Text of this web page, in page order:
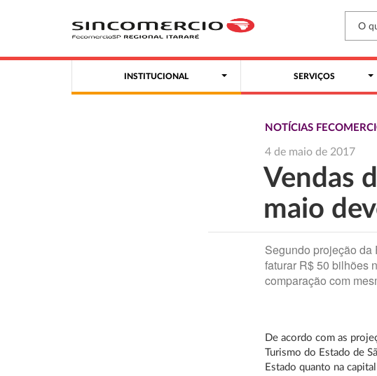
INSTITUCIONAL SERVIÇOS
NOTÍCIAS
4 de maio de 2017
Vendas
maio
Segundo projeção da
faturar R$ 50 bilhões
comparação com
De acordo com as
Turismo do Estado de
Estado quanto na